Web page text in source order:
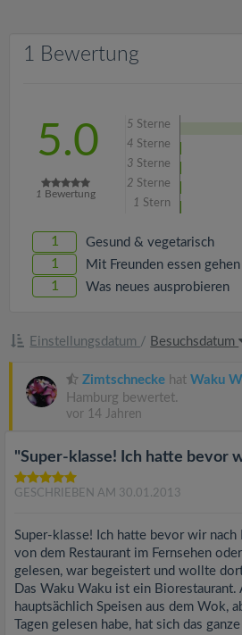
1 Bewertung
5.0
1 Bewertung
5 Sterne
4 Sterne
3 Sterne
2 Sterne
1 Stern
1 Gesund & vegetarisch
1 Mit Freunden essen gehen
1 Was neues ausprobieren
Einstellungsdatum / Besuchsdatum
Zimtschnecke hat Waku
Hamburg bewertet.
vor 14 Jahren
"Super-klasse! Ich hatte bevor
GESCHRIEBEN AM 30.01.2013
Super-klasse! Ich hatte bevor wir nach
von dem Restaurant im Fernsehen
gelesen, war begeistert und wollte
Das Waku Waku ist ein Biorestaurant.
hauptsächlich Speisen aus dem Wok,
Tagen gelesen habe, hat sich das
g
a
i